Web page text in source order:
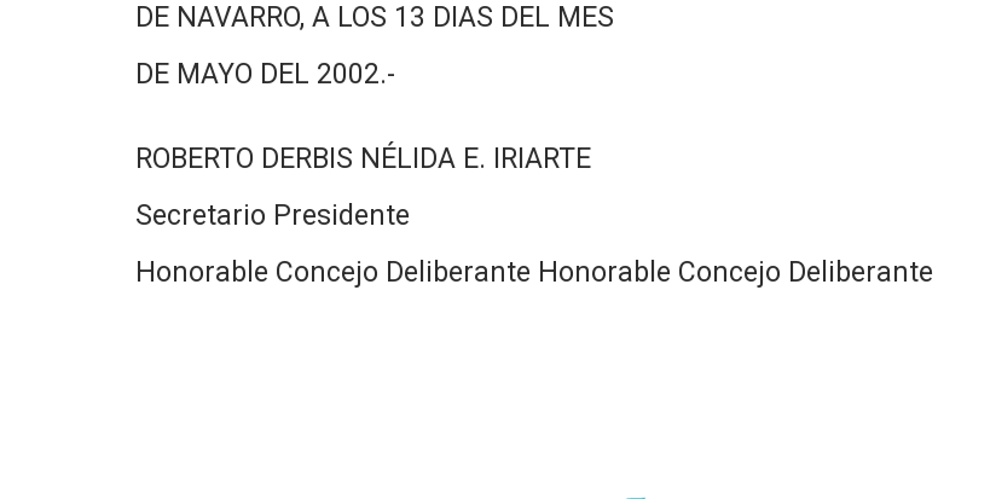
DE NAVARRO, A LOS 13 DIAS DEL MES
DE MAYO DEL 2002.-
ROBERTO DERBIS NÉLIDA E. IRIARTE
Secretario Presidente
Honorable Concejo Deliberante Honorable Concejo Deliberante